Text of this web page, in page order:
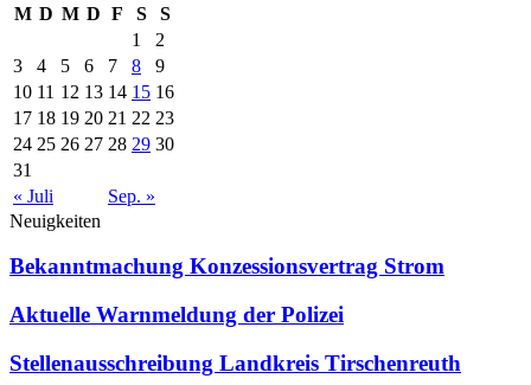
M D M D F S
S
1
2
3
4 5 6 7 8
9
10 11 12 13 14 15 16
17 18 19 20 21 22 23
24 25 26 27 28 29 30
31
« Juli
Sep. »
Neuigkeiten
Bekanntmachung Konzessionsvertrag Strom
Aktuelle Warnmeldung der Polizei
Stellenausschreibung Landkreis Tirschenreuth